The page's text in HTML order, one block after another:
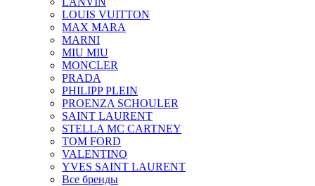
LOUIS VUITTON
MAX MARA
MARNI
MIU MIU
MONCLER
PRADA
PHILIPP PLEIN
PROENZA SCHOULER
SAINT LAURENT
STELLA MC CARTNEY
TOM FORD
VALENTINO
YVES SAINT LAURENT
Все бренды